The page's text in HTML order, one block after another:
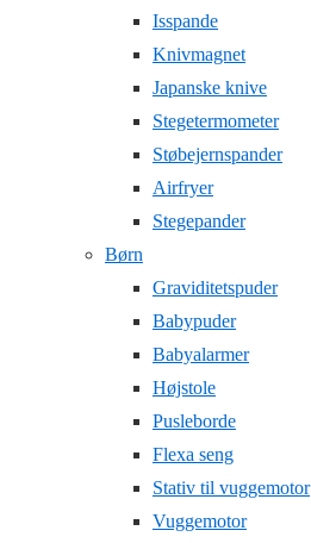
Isspande
Knivmagnet
Japanske knive
Stegetermometer
Støbejernspander
Airfryer
Stegepander
Børn
Graviditetspuder
Babypuder
Babyalarmer
Højstole
Pusleborde
Flexa seng
Stativ til vuggemotor
Vuggemotor